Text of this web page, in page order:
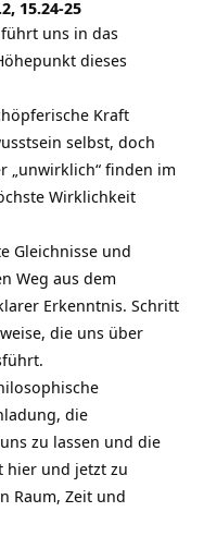
15.24-25
führt uns in das
dieses
Kraft
selbst, doch
„unwirklich“ finden im
Wirklichkeit
Gleichnisse und
Weg aus dem
Erkenntnis. Schritt
die uns über
die
zu lassen und die
hier und jetzt zu
Raum, Zeit und